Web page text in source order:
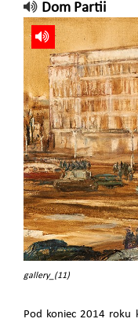
Dom Partii
gallery_(11)
Pod koniec 2014 roku